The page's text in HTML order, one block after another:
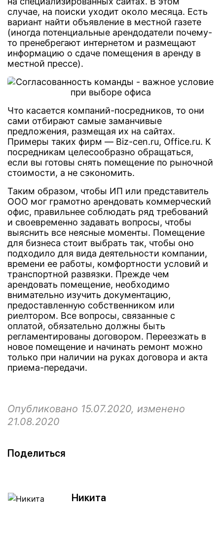
случае, на поиски уходит около месяца. Есть
вариант найти объявление в местной газете
(иногда потенциальные арендодатели почему-
то пренебрегают интернетом и размещают
информацию о сдаче помещения в аренду в
местной прессе).
Что касается компаний-посредников, то они
сами отбирают самые заманчивые
предложения, размещая их на сайтах.
Примеры таких фирм — Biz-cen.ru, Office.ru. К
посредникам целесообразно обращаться,
если вы готовы снять помещение по рыночной
стоимости, а не сэкономить.
Таким образом, чтобы ИП или представитель
ООО мог грамотно арендовать коммерческий
офис, правильнее соблюдать ряд требований
и своевременно задавать вопросы, чтобы
выяснить все неясные моменты. Помещение
для бизнеса стоит выбрать так, чтобы оно
подходило для вида деятельности компании,
времени ее работы, комфортности условий и
транспортной развязки. Прежде чем
арендовать помещение, необходимо
внимательно изучить документацию,
предоставленную собственником или
риелтором. Все вопросы, связанные с
оплатой, обязательно должны быть
регламентированы договором. Переезжать в
новое помещение и начинать ремонт можно
только при наличии на руках договора и акта
приема-передачи.
Опубликовано 15.07.2020, изменено
21.08.2020
Поделиться
Никита